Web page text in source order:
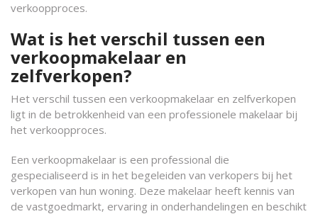
verkoopproces.
Wat is het verschil tussen een
verkoopmakelaar en
zelfverkopen?
Het verschil tussen een verkoopmakelaar en zelfverkopen
ligt in de betrokkenheid van een professionele makelaar bij
het verkoopproces.
Een verkoopmakelaar is een professional die
gespecialiseerd is in het begeleiden van verkopers bij het
verkopen van hun woning. Deze makelaar heeft kennis van
de vastgoedmarkt, ervaring in onderhandelingen en beschikt